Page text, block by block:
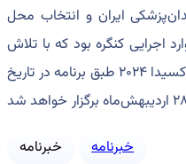
ایران و انتخاب محل
اجرایی کنگره بود که با تلاش
مسئولان برگزاری کنگره برطرف شد و اکسیدا ۲۰۲۴ طبق برنامه در تاریخ
خبرنامه
خبرنامه